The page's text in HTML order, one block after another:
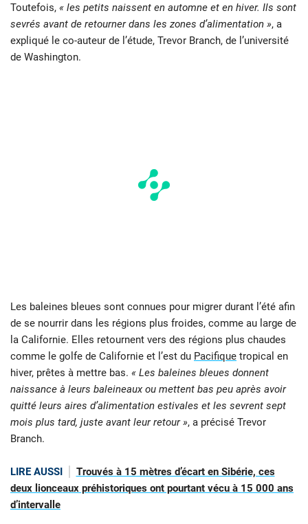
Toutefois, « les petits naissent en automne et en hiver. Ils sont
sevrés avant de retourner dans les zones d’alimentation », a
expliqué le co-auteur de l’étude, Trevor Branch, de l’université
de Washington.
Les baleines bleues sont connues pour migrer durant l’été afin
de se nourrir dans les régions plus froides, comme au large de
la Californie. Elles retournent vers des régions plus chaudes
comme le golfe de Californie et l’est du Pacifique tropical en
hiver, prêtes à mettre bas. « Les baleines bleues donnent
naissance à leurs baleineaux ou mettent bas peu après avoir
quitté leurs aires d’alimentation estivales et les sevrent sept
mois plus tard, juste avant leur retour », a précisé Trevor
Branch.
LIRE AUSSI
Trouvés à 15 mètres d’écart en Sibérie, ces
deux lionceaux préhistoriques ont pourtant vécu à 15 000 ans
d’intervalle